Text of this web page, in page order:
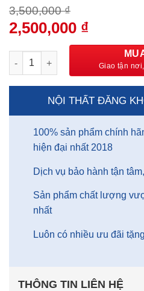
3,500,000₫
Giá
gốc
là:
3,500,000 ₫.
2,500,000 ₫Giá
tại
2,500,000
Bàn trà sofa cặp mặt đá -
NỘI THẤT ĐĂNG
100% sản phẩm chính
hiện đại nhất 2018
Dịch vụ bảo hành tận
Sản phẩm chất lượng
nhất
Luôn có nhiều ưu đãi
THÔNG TIN LIÊN HỆ